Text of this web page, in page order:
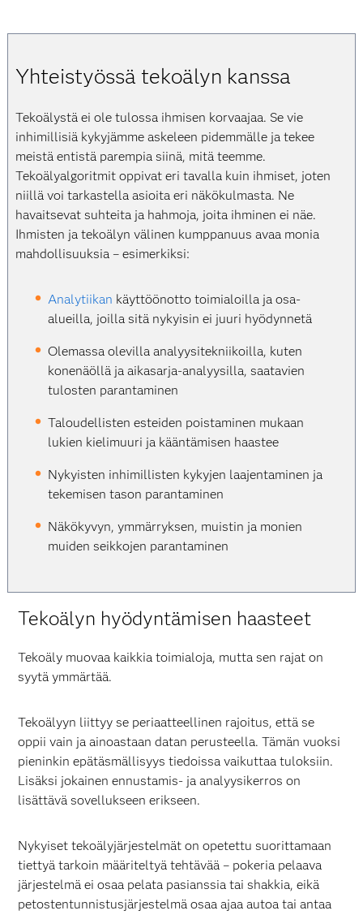
Yhteistyössä tekoälyn kanssa
Tekoälystä ei ole tulossa ihmisen korvaajaa. Se vie
inhimillisiä kykyjämme askeleen pidemmälle ja tekee
meistä entistä parempia siinä, mitä teemme.
Tekoälyalgoritmit oppivat eri tavalla kuin ihmiset, joten
niillä voi tarkastella asioita eri näkökulmasta. Ne
havaitsevat suhteita ja hahmoja, joita ihminen ei näe.
Ihmisten ja tekoälyn välinen kumppanuus avaa monia
mahdollisuuksia – esimerkiksi:
Analytiikan käyttöönotto toimialoilla ja osa-
alueilla, joilla sitä nykyisin ei juuri hyödynnetä
Olemassa olevilla analyysitekniikoilla, kuten
konenäöllä ja aikasarja-analyysilla, saatavien
tulosten parantaminen
Taloudellisten esteiden poistaminen mukaan
lukien kielimuuri ja kääntämisen haastee
Nykyisten inhimillisten kykyjen laajentaminen ja
tekemisen tason parantaminen
Näkökyvyn, ymmärryksen, muistin ja monien
muiden seikkojen parantaminen
Tekoälyn hyödyntämisen haasteet
Tekoäly muovaa kaikkia toimialoja, mutta sen rajat on
syytä ymmärtää.
Tekoälyyn liittyy se periaatteellinen rajoitus, että se
oppii vain ja ainoastaan datan perusteella. Tämän vuoksi
pieninkin epätäsmällisyys tiedoissa vaikuttaa tuloksiin.
Lisäksi jokainen ennustamis- ja analyysikerros on
lisättävä sovellukseen erikseen.
Nykyiset tekoälyjärjestelmät on opetettu suorittamaan
tiettyä tarkoin määriteltyä tehtävää – pokeria pelaava
järjestelmä ei osaa pelata pasianssia tai shakkia, eikä
petostentunnistusjärjestelmä osaa ajaa autoa tai antaa